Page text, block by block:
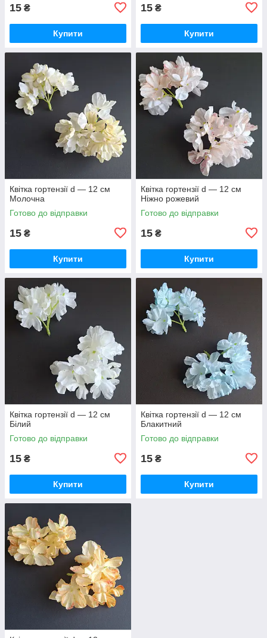
15 ₴
Купити
15 ₴
Купити
Квітка гортензії d — 12 см
Молочна
Готово до відправки
15 ₴
Купити
Квітка гортензії d — 12 см
Ніжно рожевий
Готово до відправки
15 ₴
Купити
Квітка гортензії d — 12 см
Білий
Готово до відправки
15 ₴
Купити
Квітка гортензії d — 12 см
Блакитний
Готово до відправки
15 ₴
Купити